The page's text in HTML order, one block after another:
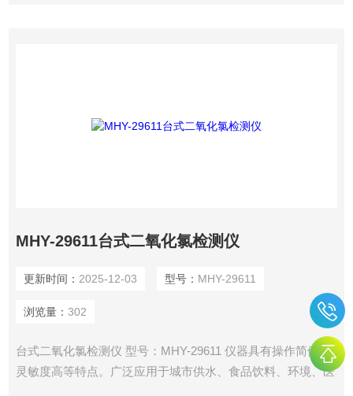
MHY-29611台式二氧化氯检测仪
更新时间： 2025-12-03 型号： MHY-29611
浏览量： 302
台式二氧化氯检测仪 型号：MHY-29611 仪器具有操作简便、
灵敏度高等特点。广泛应用于城市供水、食品饮料、环境、医